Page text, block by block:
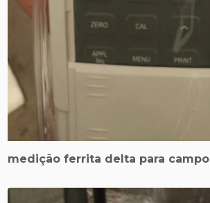
medição ferrita delta para campo